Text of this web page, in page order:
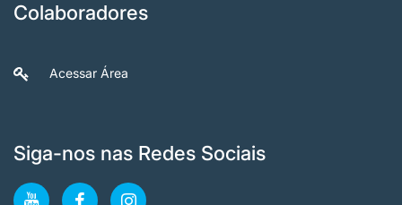
Colaboradores
Acessar Área
Siga-nos nas Redes Sociais